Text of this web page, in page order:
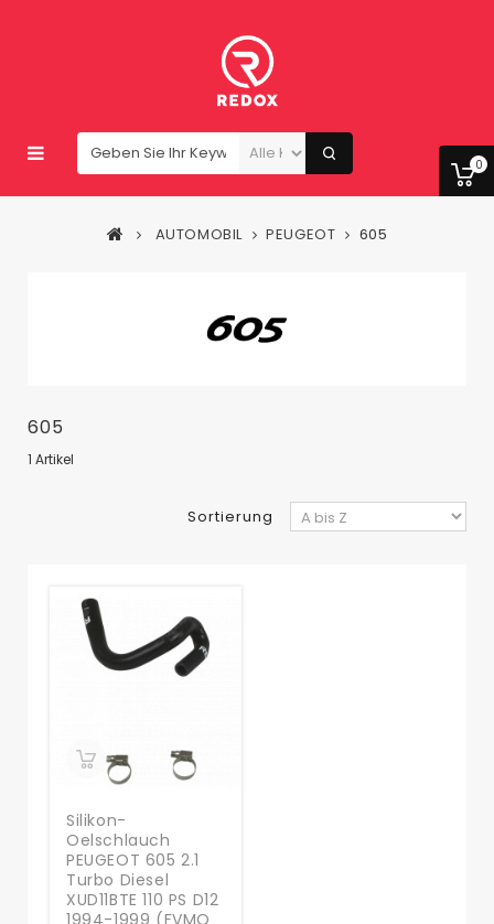
0
AUTOMOBIL PEUGEOT 605
605
1 Artikel
Sortierung
Silikon-
Oelschlauch
PEUGEOT 605 2.1
Turbo Diesel
XUD11BTE 110 PS D12